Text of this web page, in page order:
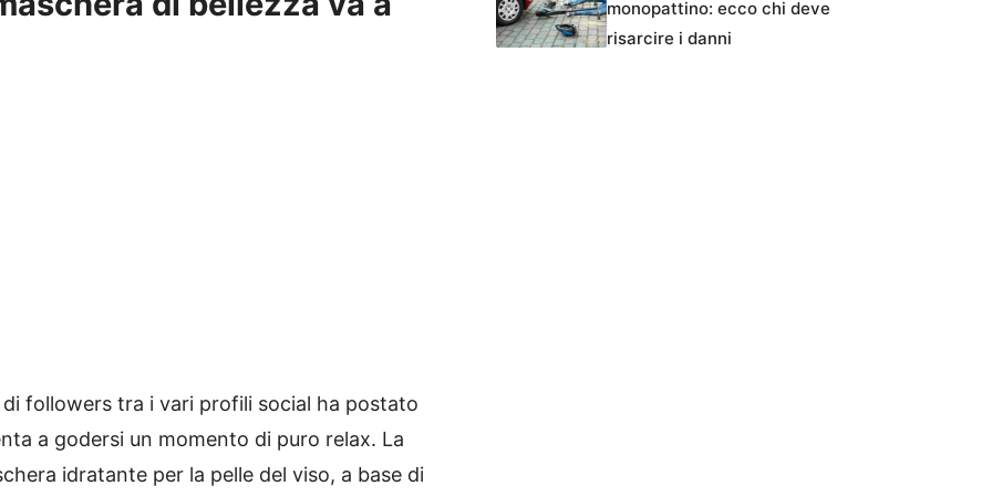
followers tra i vari profili social ha postato
a godersi un momento di puro relax. La
idratante per la pelle del viso, a base di
monopattino: ecco chi deve
risarcire i danni